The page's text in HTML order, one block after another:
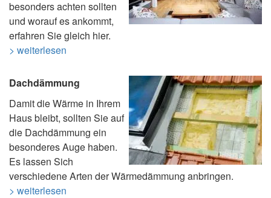
besonders achten sollten
und worauf es ankommt,
erfahren Sie gleich hier.
> weiterlesen
Dachdämmung
Damit die Wärme in Ihrem
Haus bleibt, sollten Sie auf
die Dachdämmung ein
besonderes Auge haben.
Es lassen Sich
verschiedene Arten der Wärmedämmung anbringen.
> weiterlesen